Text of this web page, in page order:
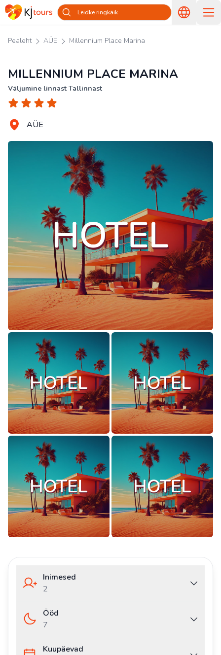
Leidke ringkäik
Pealeht AÜE Millennium Place Marina
MILLENNIUM PLACE MARINA
Väljumine linnast Tallinnast
AÜE
Inimesed
2
Ööd
7
Kuupäevad